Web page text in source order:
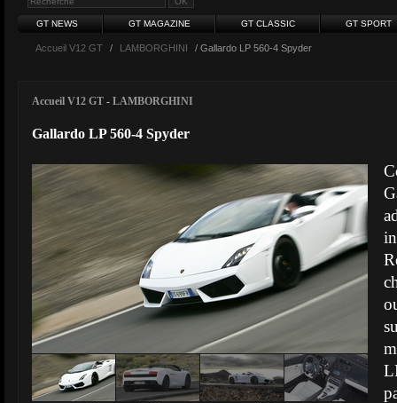
GT NEWS GT MAGAZINE GT CLASSIC GT SPORT
Accueil V12 GT / LAMBORGHINI / Gallardo LP 560-4 Spyder
Accueil V12 GT - LAMBORGHINI
Gallardo LP 560-4 Spyder